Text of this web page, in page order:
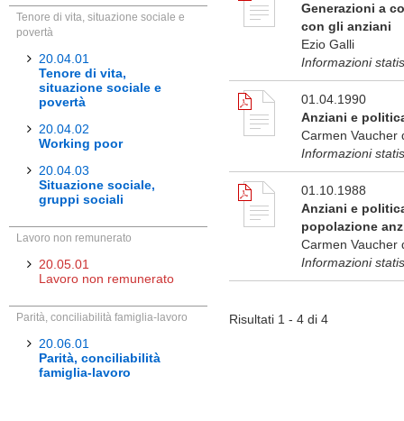
Tenore di vita, situazione sociale e
povertà
20.04.01
Tenore di vita,
situazione sociale e
povertà
20.04.02
Working poor
20.04.03
Situazione sociale,
gruppi sociali
Lavoro non remunerato
20.05.01
Lavoro non remunerato
Parità, conciliabilità famiglia-lavoro
20.06.01
Parità, conciliabilità
famiglia-lavoro
Generazioni a
con gli anziani
Ezio Galli
Informazioni
01.04.1990
Anziani e
Carmen Vaucher
Informazioni
01.10.1988
Anziani e
popolazione
Carmen Vaucher
Informazioni
Risultati 1 - 4 di 4